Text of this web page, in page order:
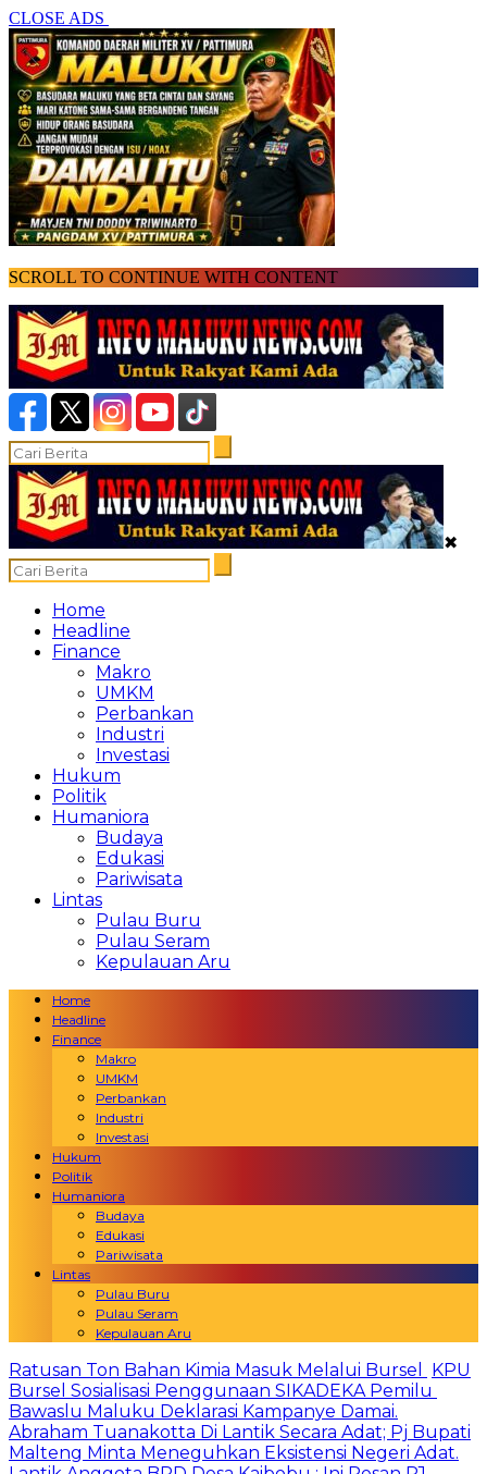
CLOSE ADS
SCROLL TO CONTINUE WITH CONTENT
✖
Home
Headline
Finance
Makro
UMKM
Perbankan
Industri
Investasi
Hukum
Politik
Humaniora
Budaya
Edukasi
Pariwisata
Lintas
Pulau Buru
Pulau Seram
Kepulauan Aru
Home
Headline
Finance
Makro
UMKM
Perbankan
Industri
Investasi
Hukum
Politik
Humaniora
Budaya
Edukasi
Pariwisata
Lintas
Pulau Buru
Pulau Seram
Kepulauan Aru
Ratusan Ton Bahan Kimia Masuk Melalui Bursel
KPU
Bursel Sosialisasi Penggunaan SIKADEKA Pemilu
Bawaslu Maluku Deklarasi Kampanye Damai.
Abraham Tuanakotta Di Lantik Secara Adat; Pj Bupati
Malteng Minta Meneguhkan Eksistensi Negeri Adat.